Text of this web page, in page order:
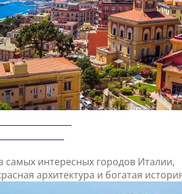
самых интересных городов Италии,
архитектура и богатая